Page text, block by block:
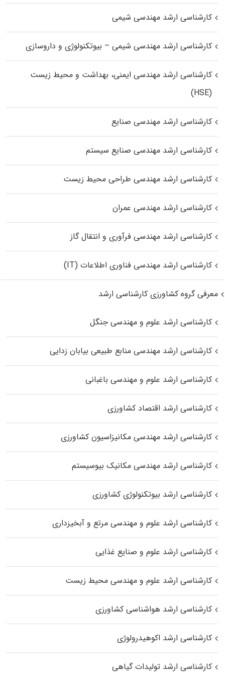
کارشناسی ارشد مهندسی شیمی
کارشناسی ارشد مهندسی شیمی – بیوتکنولوژی و داروسازی
کارشناسی ارشد مهندسی ایمنی، بهداشت و محیط زیست
(HSE)
کارشناسی ارشد مهندسی صنایع
کارشناسی ارشد مهندسی صنایع سیستم
کارشناسی ارشد مهندسی طراحی محیط زیست
کارشناسی ارشد مهندسی عمران
کارشناسی ارشد مهندسی فرآوری و انتقال گاز
کارشناسی ارشد مهندسی فناوری اطلاعات (IT)
معرفی گروه کشاورزی کارشناسی ارشد
کارشناسی ارشد علوم و مهندسی جنگل
کارشناسی ارشد مهندسی منابع طبیعی بیابان زدایی
کارشناسی ارشد علوم و مهندسی باغبانی
کارشناسی ارشد اقتصاد کشاورزی
کارشناسی ارشد مهندسی مکانیزاسیون کشاورزی
کارشناسی ارشد مهندسی مکانیک بیوسیستم
کارشناسی ارشد بیوتکنولوژی کشاورزی
کارشناسی ارشد علوم و مهندسی مرتع و آبخیزداری
کارشناسی ارشد علوم و صنایع غذایی
کارشناسی ارشد علوم و مهندسی محیط زیست
کارشناسی ارشد هواشناسی کشاورزی
کارشناسی ارشد اکوهیدرولوژی
کارشناسی ارشد تولیدات گیاهی